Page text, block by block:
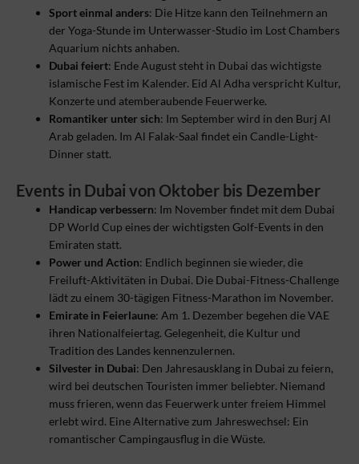
Sport einmal anders: Die Hitze kann den Teilnehmern an
der Yoga-Stunde im Unterwasser-Studio im Lost Chambers
Aquarium nichts anhaben.
Dubai feiert: Ende August steht in Dubai das wichtigste
islamische Fest im Kalender. Eid Al Adha verspricht Kultur,
Konzerte und atemberaubende Feuerwerke.
Romantiker unter sich: Im September wird in den Burj Al
Arab geladen. Im Al Falak-Saal findet ein Candle-Light-
Dinner statt.
Events in Dubai von Oktober bis Dezember
Handicap verbessern: Im November findet mit dem Dubai
DP World Cup eines der wichtigsten Golf-Events in den
Emiraten statt.
Power und Action: Endlich beginnen sie wieder, die
Freiluft-Aktivitäten in Dubai. Die Dubai-Fitness-Challenge
lädt zu einem 30-tägigen Fitness-Marathon im November.
Emirate in Feierlaune: Am 1. Dezember begehen die VAE
ihren Nationalfeiertag. Gelegenheit, die Kultur und
Tradition des Landes kennenzulernen.
Silvester in Dubai: Den Jahresausklang in Dubai zu feiern,
wird bei deutschen Touristen immer beliebter. Niemand
muss frieren, wenn das Feuerwerk unter freiem Himmel
erlebt wird. Eine Alternative zum Jahreswechsel: Ein
romantischer Campingausflug in die Wüste.